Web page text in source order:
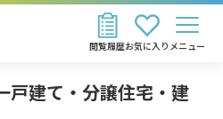
お気に入り
閲覧履歴 メニュー
戸建て・分譲住宅・建